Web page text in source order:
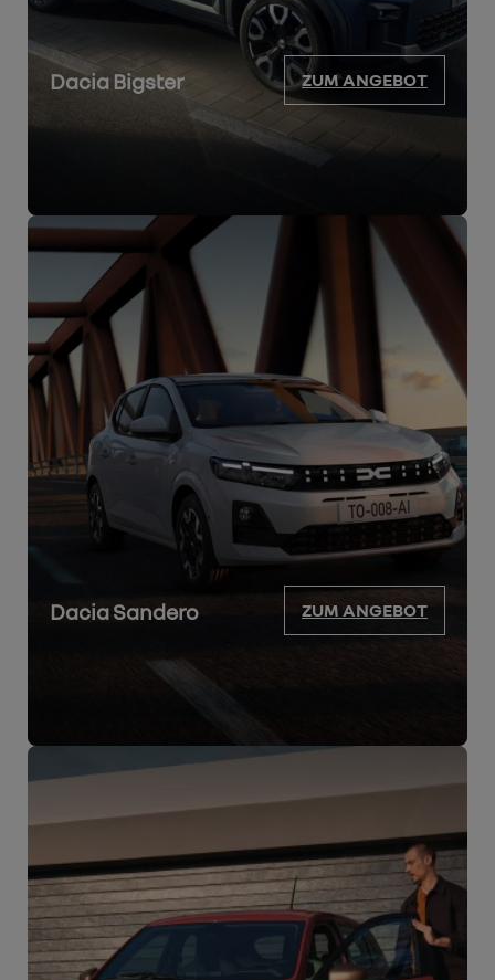
Dacia Bigster ZUM ANGEBOT
Dacia Sandero ZUM ANGEBOT